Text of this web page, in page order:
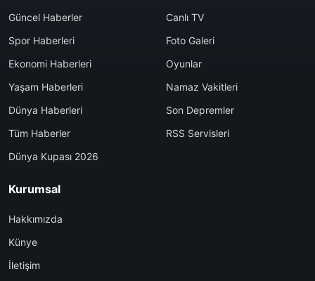
Güncel Haberler
Spor Haberleri
Ekonomi Haberleri
Yaşam Haberleri
Dünya Haberleri
Tüm Haberler
Dünya Kupası 2026
Canlı TV
Foto Galeri
Oyunlar
Namaz Vakitleri
Son Depremler
RSS Servisleri
Kurumsal
Hakkımızda
Künye
İletişim